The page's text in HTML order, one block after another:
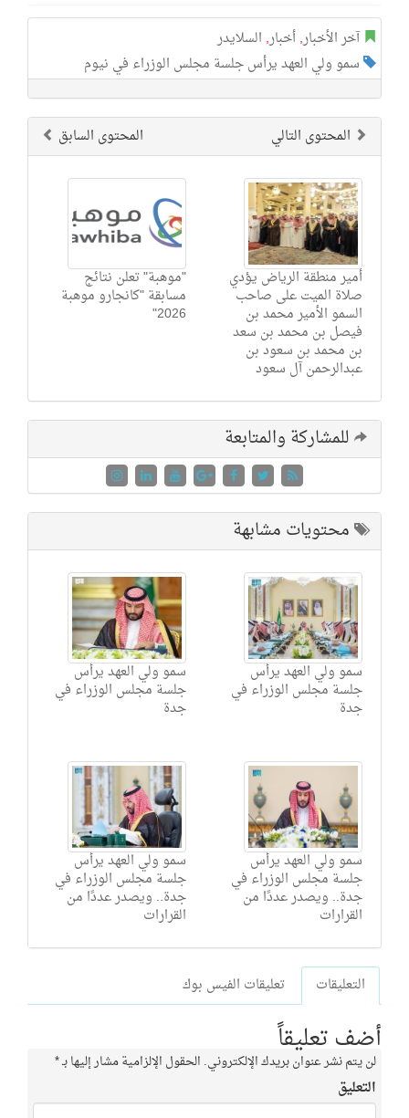
آخر الأخبار,أخبار, السلايدر
سمو ولي العهد يرأس جلسة مجلس الوزراء في نيوم
المحتوى السابق المحتوى التالي
"موهبة" تعلن نتائج
مسابقة "كانجارو موهبة
2026"
أمير منطقة الرياض يؤدي
صلاة الميت على صاحب
السمو الأمير محمد بن
فيصل بن محمد بن سعد
بن محمد بن سعود بن
عبدالرحمن آل سعود
للمشاركة والمتابعة
محتويات مشابهة
سمو ولي العهد يرأس
جلسة مجلس الوزراء في
جدة
سمو ولي العهد يرأس
جلسة مجلس الوزراء في
جدة
سمو ولي العهد يرأس
جلسة مجلس الوزراء في
جدة.. ويصدر عددًا من
القرارات
سمو ولي العهد يرأس
جلسة مجلس الوزراء في
جدة.. ويصدر عددًا من
القرارات
التعليقات تعليقات الفيس بوك
أضف تعليقاً
لن يتم نشر عنوان بريدك الإلكتروني. الحقول الإلزامية مشار إليها بـ*
التعليق